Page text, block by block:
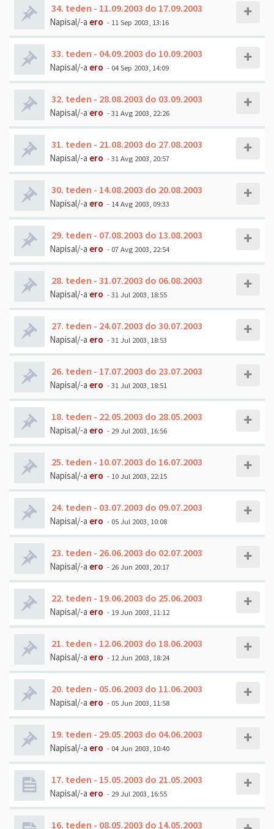
34. teden - 11.09.2003 do 17.09.2003
Napisal/-a ero - 11 Sep 2003, 13:16
33. teden - 04.09.2003 do 10.09.2003
Napisal/-a ero - 04 Sep 2003, 14:09
32. teden - 28.08.2003 do 03.09.2003
Napisal/-a ero - 31 Avg 2003, 22:26
31. teden - 21.08.2003 do 27.08.2003
Napisal/-a ero - 31 Avg 2003, 20:57
30. teden - 14.08.2003 do 20.08.2003
Napisal/-a ero - 14 Avg 2003, 09:33
29. teden - 07.08.2003 do 13.08.2003
Napisal/-a ero - 07 Avg 2003, 22:54
28. teden - 31.07.2003 do 06.08.2003
Napisal/-a ero - 31 Jul 2003, 18:55
27. teden - 24.07.2003 do 30.07.2003
Napisal/-a ero - 31 Jul 2003, 18:53
26. teden - 17.07.2003 do 23.07.2003
Napisal/-a ero - 31 Jul 2003, 18:51
18. teden - 22.05.2003 do 28.05.2003
Napisal/-a ero - 29 Jul 2003, 16:56
25. teden - 10.07.2003 do 16.07.2003
Napisal/-a ero - 10 Jul 2003, 22:15
24. teden - 03.07.2003 do 09.07.2003
Napisal/-a ero - 05 Jul 2003, 10:08
23. teden - 26.06.2003 do 02.07.2003
Napisal/-a ero - 26 Jun 2003, 20:17
22. teden - 19.06.2003 do 25.06.2003
Napisal/-a ero - 19 Jun 2003, 11:12
21. teden - 12.06.2003 do 18.06.2003
Napisal/-a ero - 12 Jun 2003, 18:24
20. teden - 05.06.2003 do 11.06.2003
Napisal/-a ero - 05 Jun 2003, 11:58
19. teden - 29.05.2003 do 04.06.2003
Napisal/-a ero - 04 Jun 2003, 10:40
17. teden - 15.05.2003 do 21.05.2003
Napisal/-a ero - 29 Jul 2003, 16:55
16. teden - 08.05.2003 do 14.05.2003